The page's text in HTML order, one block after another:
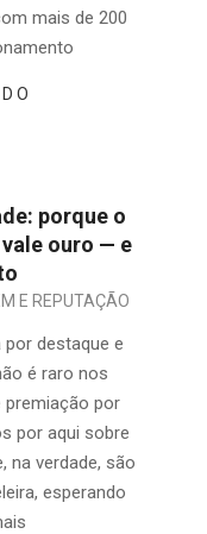
mais de 200
porque o
ouro — e
E REPUTAÇÃO
destaque e
é raro nos
premiação por
por aqui sobre
na verdade, são
esperando